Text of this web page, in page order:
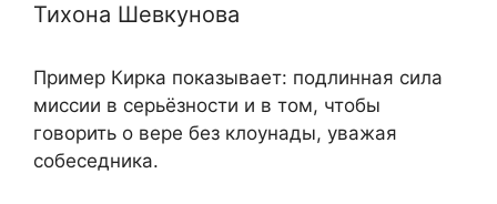
Тихона Шевкунова
Пример Кирка показывает: подлинная сила
миссии в серьёзности и в том, чтобы
говорить о вере без клоунады, уважая
собеседника.